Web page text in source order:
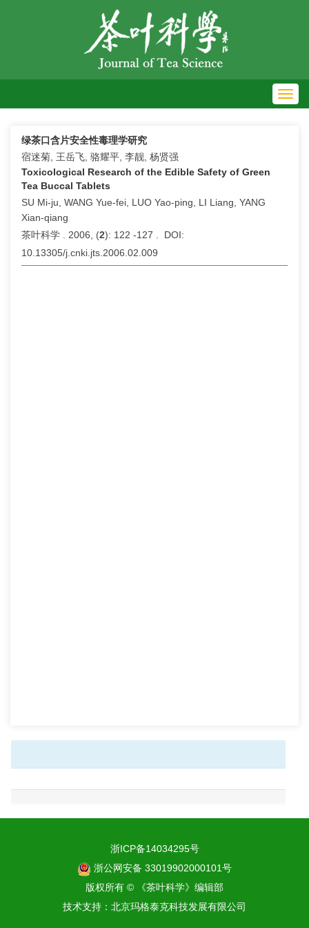
绿茶口含片安全性毒理学研究
宿迷菊, 王岳飞, 骆耀平, 李靓, 杨贤强
Toxicological Research of the Edible Safety of Green
Tea Buccal Tablets
SU Mi-ju, WANG Yue-fei, LUO Yao-ping, LI Liang, YANG
Xian-qiang
茶叶科学 . 2006, (2): 122 -127 . DOI:
10.13305/j.cnki.jts.2006.02.009
浙ICP备14034295号
浙公网安备 33019902000101号
版权所有 © 《茶叶科学》编辑部
技术支持： 北京玛格泰克科技发展有限公司